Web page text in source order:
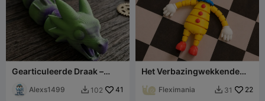
Gearticuleerde Draak –
Speelgoed / Bureaufiguur
Alexs1499  102 41
Het Verbazingwekkende
Flexi Speelgoed
Fleximania  31 22